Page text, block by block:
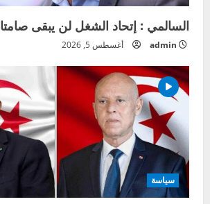
السالمي : إتحاد الشغل لن يبقى صامتا
admin أغسطس 5, 2026
سياسة